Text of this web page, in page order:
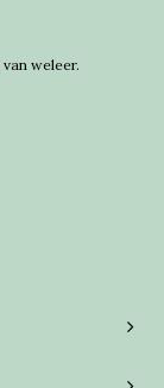
weleer.